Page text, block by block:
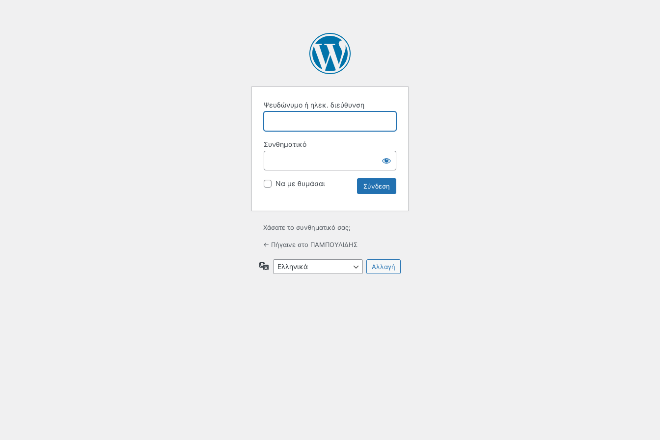
Ψευδώνυμο ή ηλεκ. διεύθυνση
Συνθηματικό
Να με θυμάσαι
Χάσατε το συνθηματικό σας;
← Πήγαινε στο ΠΑΜΠΟΥΛΙΔΗΣ
Γλώσσα